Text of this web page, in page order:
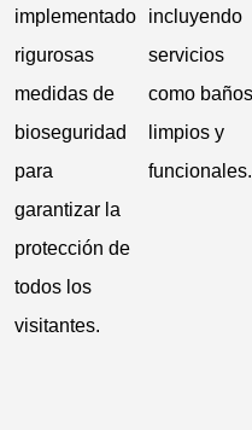
implementado
rigurosas
medidas de
bioseguridad
para
garantizar la
protección de
todos los
visitantes.
incluyendo
servicios
como baños
limpios y
funcionales.